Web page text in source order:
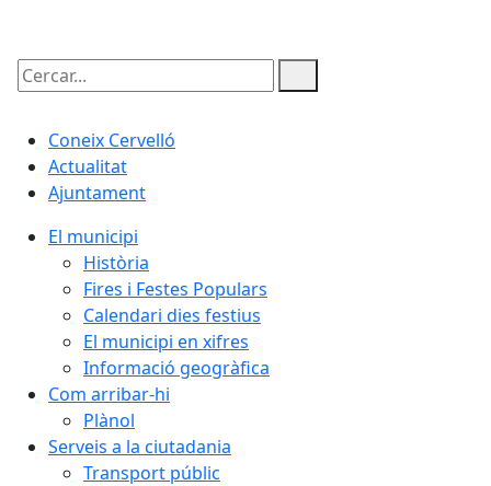
Cercar:
Coneix Cervelló
Actualitat
Ajuntament
El municipi
Història
Fires i Festes Populars
Calendari dies festius
El municipi en xifres
Informació geogràfica
Com arribar-hi
Plànol
Serveis a la ciutadania
Transport públic